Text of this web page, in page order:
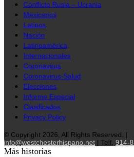
Conflicto Rusia – Ucrania
Mexicanos
Latinos
Nación
Latinoamérica
Internacionales
Coronavirus
Coronavirus-Salud
Elecciones
Informe Especial
Clasificados
Privacy Policy
© Copyright 2026, All Rights Reserved. |
info@westchesterhispano.net | Telf. 914-
Más historias